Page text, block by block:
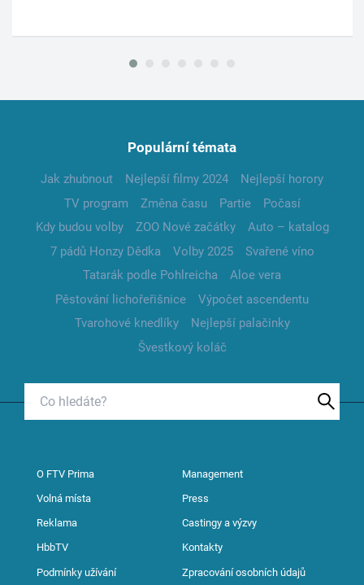
Populární témata
Jak zhubnout Nejlepší filmy 2024
Nejlepší horory
TV program
Změna času Partie
Počasí
Kdy budou volby
ZOO Nové začátky
Auto – katalog
7 pádů Honzy Dědka
Volby 2025
Svařené víno
Tatarák podle Pohlreicha
Aloe vera
Pěstování lichořeřišnice
Výpočet ascendentu
Tvarohové knedlíky
Nejlepší palačinky
Švestkový koláč
O FTV Prima Management
Volná místa Press
Reklama Castingy a výzvy
HbbTV Kontakty
Podmínky užívání Zpracování osobních údajů